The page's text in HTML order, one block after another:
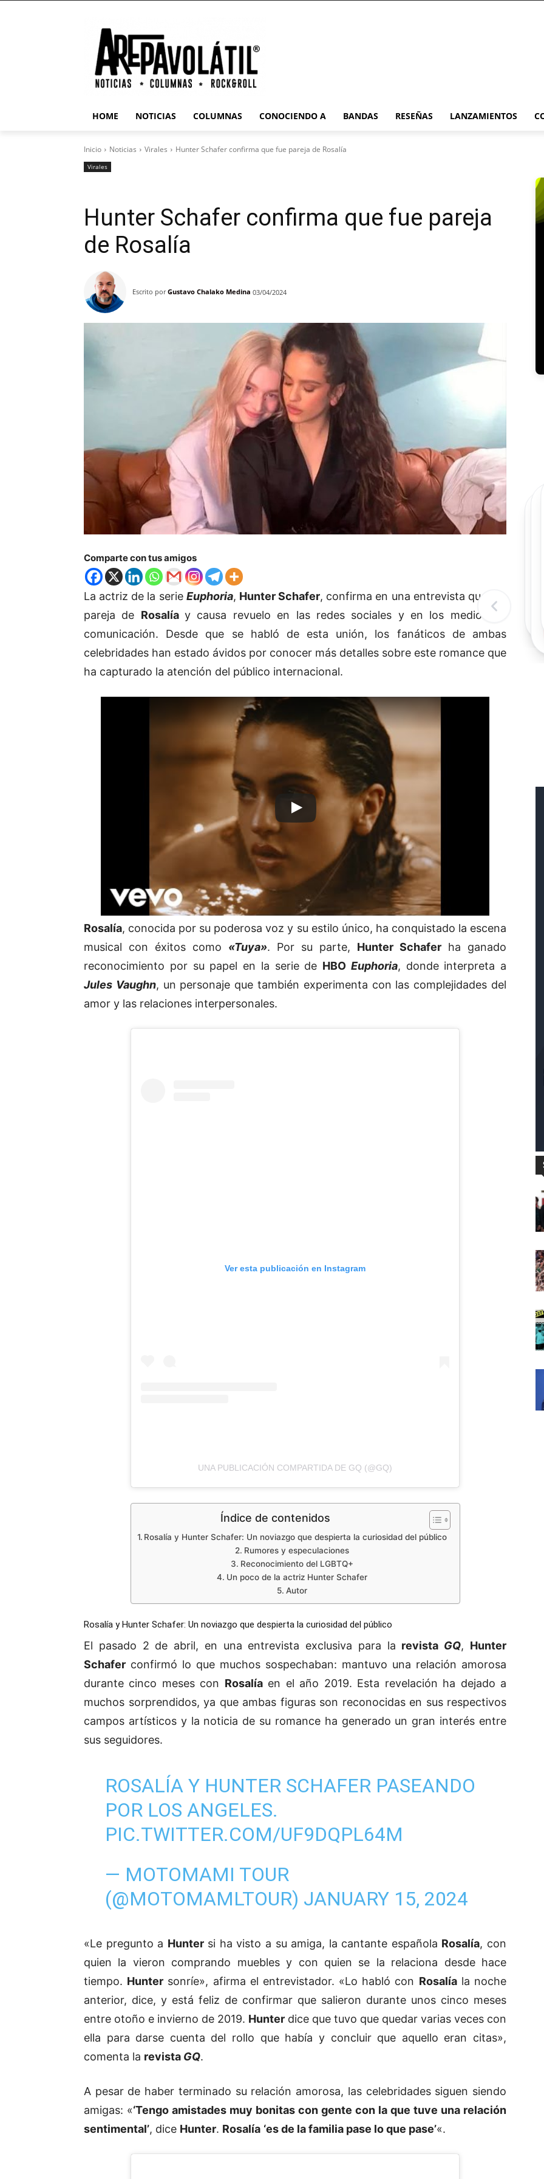
HOME NOTICIAS COLUMNAS CONOCIENDO A BANDAS RESEÑAS LANZAMIENTOS
Inicio Noticias Virales Hunter Schafer confirma que fue pareja de Rosalía
Virales
Hunter Schafer confirma que fue pareja
de Rosalía
Escrito por Gustavo Chalako Medina 03/04/2024
Comparte con tus amigos
La actriz de la serie Euphoria, Hunter Schafer, confirma en una entrevista que fue
pareja de Rosalíay causa revuelo en las redes sociales y en los medios de
comunicación. Desde que se habló de esta unión, los fanáticos de ambas
celebridades han estado ávidos por conocer más detalles sobre este romance que
ha capturado la atención del público internacional.
Rosalía, conocida por su poderosa voz y su estilo único, ha conquistado la escena
musical con éxitos como «Tuya». Por su parte, Hunter Schafer ha ganado
reconocimiento por su papel en la serie de HBO Euphoria, donde interpreta a
Jules Vaughn, un personaje que también experimenta con las complejidades del
amor y las relaciones interpersonales.
Ver esta publicación en Instagram
UNA PUBLICACIÓN COMPARTIDA DE GQ (@GQ)
Índice de contenidos
Rosalía y Hunter Schafer: Un noviazgo que despierta la curiosidad del público
Rumores y especulaciones
Reconocimiento del LGBTQ+
Un poco de la actriz Hunter Schafer
Autor
Rosalía y Hunter Schafer: Un noviazgo que despierta la curiosidad del público
El pasado 2 de abril, en una entrevista exclusiva para la revista GQ, Hunter
Schafer confirmó lo que muchos sospechaban: mantuvo una relación amorosa
durante cinco meses con Rosalíaen el año 2019. Esta revelación ha dejado a
muchos sorprendidos, ya que ambas figuras son reconocidas en sus respectivos
campos artísticos y la noticia de su romance ha generado un gran interés entre
sus seguidores.
ROSALÍA Y HUNTER SCHAFER PASEANDO
POR LOS ANGELES.
PIC.TWITTER.COM/UF9DQPL64M
— MOTOMAMI TOUR
(@MOTOMAMLTOUR) JANUARY 15, 2024
«Le pregunto a Huntersi ha visto a su amiga, la cantante española Rosalía, con
quien la vieron comprando muebles y con quien se la relaciona desde hace
tiempo. Hunter sonríe», afirma el entrevistador. «Lo habló con Rosalíala noche
anterior, dice, y está feliz de confirmar que salieron durante unos cinco meses
entre otoño e invierno de 2019. Hunter dice que tuvo que quedar varias veces con
ella para darse cuenta del rollo que había y concluir que aquello eran citas»,
comenta la revista GQ.
A pesar de haber terminado su relación amorosa, las celebridades siguen siendo
amigas: «‘Tengo amistades muy bonitas con gente con la que tuve una relación
sentimental’, dice Hunter. Rosalía ‘es de la familia pase lo que pase’«.